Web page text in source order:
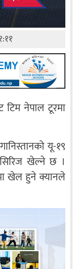
टिम नेपाल टूरमा
यू-१९
खेल्ने छ ।
खेल हुने क्यानले